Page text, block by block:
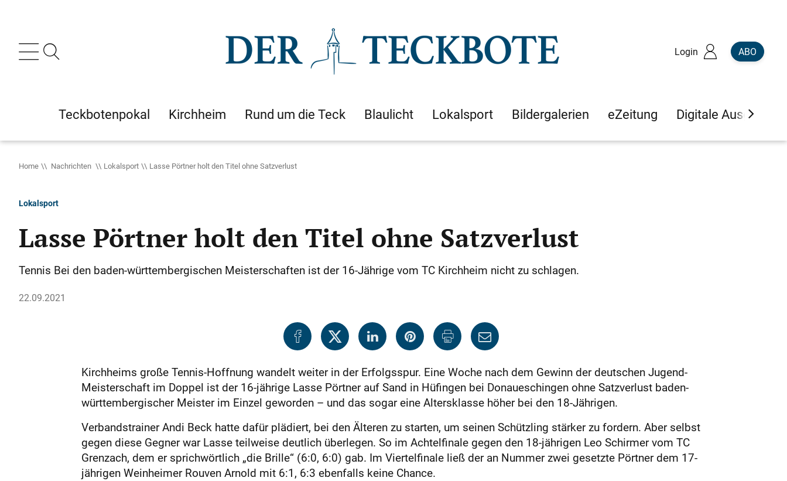
Login ABO
Teckbotenpokal Kirchheim Rund um die Teck Blaulicht Lokalsport Bildergalerien eZeitung Digitale Ausgaben
Home Nachrichten Lokalsport Lasse Pörtner holt den Titel ohne Satzverlust
Lokalsport
Lasse Pörtner holt den Titel ohne Satzverlust
Tennis Bei den baden-württembergischen Meisterschaften ist der 16-Jährige vom TC Kirchheim nicht zu schlagen.
22.09.2021
Kirchheims große Tennis-Hoffnung wandelt weiter in der Erfolgsspur. Eine Woche nach dem Gewinn der deutschen Jugend-
Meisterschaft im Doppel ist der 16-jährige Lasse Pörtner auf Sand in Hüfingen bei Donaueschingen ohne Satzverlust baden-
württembergischer Meister im Einzel geworden – und das sogar eine Altersklasse höher bei den 18-Jährigen.
Verbandstrainer Andi Beck hatte dafür plädiert, bei den Älteren zu starten, um seinen Schützling stärker zu fordern. Aber selbst
gegen diese Gegner war Lasse teilweise deutlich überlegen. So im Achtelfinale gegen den 18-jährigen Leo Schirmer vom TC
Grenzach, dem er sprichwörtlich „die Brille“ (6:0, 6:0) gab. Im Viertelfinale ließ der an Nummer zwei gesetzte Pörtner dem 17-
jährigen Weinheimer Rouven Arnold mit 6:1, 6:3 ebenfalls keine Chance.